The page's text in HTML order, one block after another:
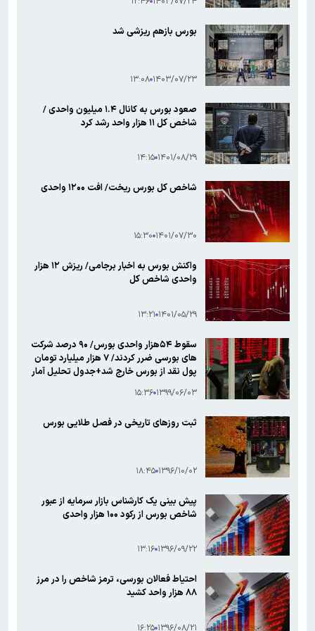
بورس بازهم ریزشی شد
۱۴۰۳/۰۷/۲۳ ۱۳:۰۸
صعود بورس به کانال ۱.۴ میلیون واحدی /
شاخص کل ۱۱ هزار واحد رشد کرد
۱۴۰۱/۰۸/۲۹ ۱۴:۱۵
شاخص کل بورس ریخت/ افت ۱۲۰۰ واحدی
۱۴۰۱/۰۷/۳۰ ۱۵:۳۰
واکنش بورس به اخبار برجامی/ ریزش ۱۲ هزار
واحدی شاخص کل
۱۴۰۱/۰۵/۲۹ ۱۳:۲۱
سقوط ۵۴هزار واحدی بورس/ ۹۰ درصد شرکت
های بورسی ضرر کردند/ ۷ هزار میلیارد تومان
پول نقد از بورس خارج شد+جدول تحلیل آمار
۱۳۹۹/۰۶/۰۳ ۱۵:۳۶
ثبت روزهای تاریخی در فصل طلایی بورس
۱۳۹۶/۱۰/۰۲ ۱۸:۴۵
پیش بینی یک کارشناس بازار سرمایه از عبور
شاخص بورس از رکود ۱۰۰ هزار واحدی
۱۳۹۶/۰۹/۲۲ ۱۳:۱۶
احتیاط فعالان بورسی، ترمز شاخص را در مرز
۸۸ هزار واحد کشید
۱۳۹۶/۰۸/۲۱ ۱۶:۲۵